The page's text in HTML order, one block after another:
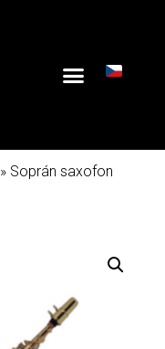
» Soprán saxofon